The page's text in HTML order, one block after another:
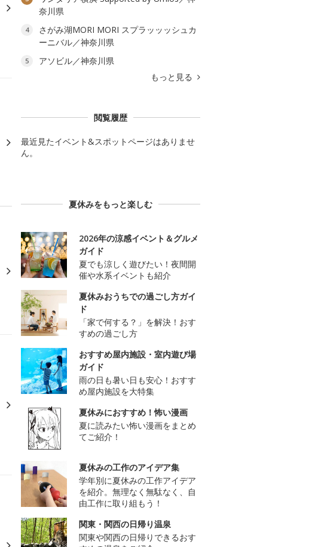
奈川県
4
さがみ湖MORI MORI スプラッッッシュカ
ーニバル／神奈川県
5
アソビル／神奈川県
もっと見る
閲覧履歴
最近見たイベント&スポットページはありませ
ん。
夏休みをもっと楽しむ
2026年の涼感イベント＆グルメ
ガイド
夏でも涼しく遊びたい！夜間開
催や水系イベントも紹介
夏休みおうちでの過ごし方ガイ
ド
「家で何する？」を解決！おす
すめの過ごし方
おすすめ屋内施設・室内遊び場
ガイド
雨の日も暑い日も安心！おすす
め屋内施設を大特集
夏休みにおすすめ！怖い漫画
夏に読みたい怖い漫画をまとめ
てご紹介！
夏休みの工作のアイデア集
学年別に夏休みの工作アイデア
を紹介。無理なく無駄なく、自
由工作に取り組もう！
関東・関西の日帰り温泉
関東や関西の日帰りできるおす